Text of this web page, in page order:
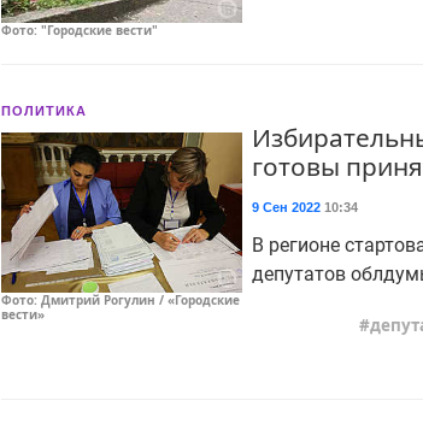
Фото: "Городские вести"
ПОЛИТИКА
Фото: Дмитрий Рогулин / «Городские
вести»
готовы
9 Сен 2022 10:34
В регионе
депутатов